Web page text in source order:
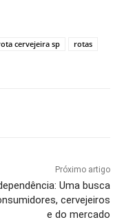
cervejeira sp
rotas
Próximo artigo
Uma busca
cervejeiros
e do mercado